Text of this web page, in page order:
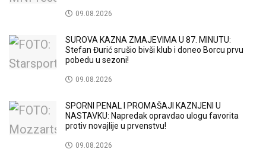
09.08.2026
SUROVA KAZNA ZMAJEVIMA U 87. MINUTU:
Stefan Đurić srušio bivši klub i doneo Borcu prvu
pobedu u sezoni!
09.08.2026
SPORNI PENAL I PROMAŠAJI KAZNJENI U
NASTAVKU: Napredak opravdao ulogu favorita
protiv novajlije u prvenstvu!
09.08.2026